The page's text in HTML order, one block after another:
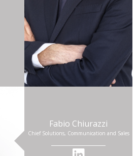
che in quelli commerciali.
conta sono le persone, i
esperienze quotidiane, per
è quello di rendere la
progetto facile e veloce…as
Founder & CEO PayDo S.p.A.
da professionisti
bancario e della
esperienza nei sistemi di
e tecnologia.
Fabio Chiurazzi
Chief Solutions, Communication and Sales